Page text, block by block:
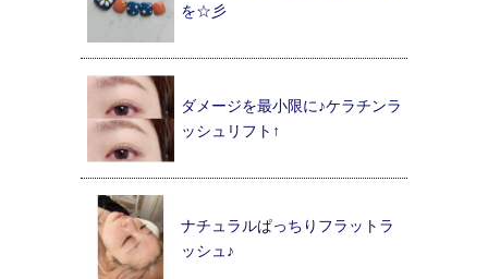
を☆彡
ダメージを最小限に♪ケラチンラ
ッシュリフト↑
ナチュラルぱっちりフラットラ
ッシュ♪